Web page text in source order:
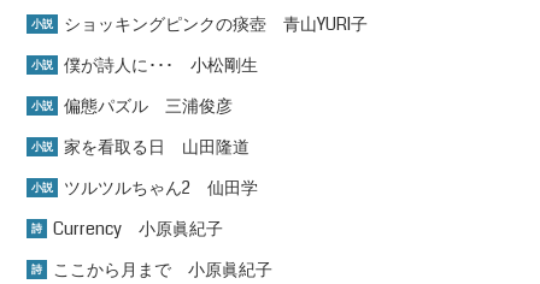
小説 ショッキングピンクの痰壺 青山YURI子
小説 僕が詩人に･･･ 小松剛生
小説 偏態パズル 三浦俊彦
小説 家を看取る日 山田隆道
小説 ツルツルちゃん2 仙田学
詩 Currency 小原眞紀子
詩 ここから月まで 小原眞紀子